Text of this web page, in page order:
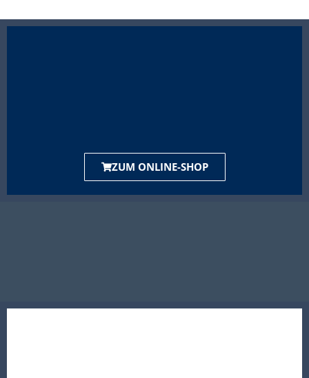
ZUM ONLINE-SHOP